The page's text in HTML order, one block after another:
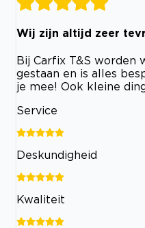
Wij zijn altijd zeer
Bij Carfix T&S worden
gestaan en is alles
je mee! Ook kleine
Service
Deskundigheid
Kwaliteit